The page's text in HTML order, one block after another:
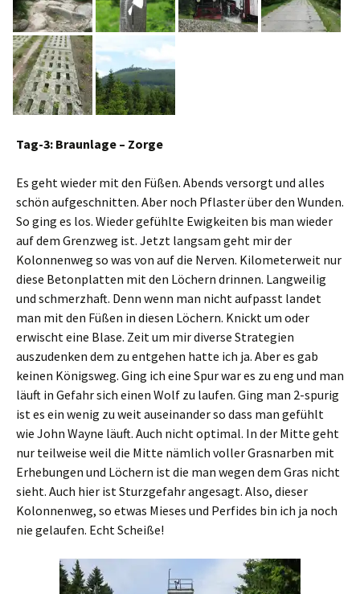
Tag-3: Braunlage – Zorge
Es geht wieder mit den Füßen. Abends versorgt und alles
schön aufgeschnitten. Aber noch Pflaster über den Wunden.
So ging es los. Wieder gefühlte Ewigkeiten bis man wieder
auf dem Grenzweg ist. Jetzt langsam geht mir der
Kolonnenweg so was von auf die Nerven. Kilometerweit nur
diese Betonplatten mit den Löchern drinnen. Langweilig
und schmerzhaft. Denn wenn man nicht aufpasst landet
man mit den Füßen in diesen Löchern. Knickt um oder
erwischt eine Blase. Zeit um mir diverse Strategien
auszudenken dem zu entgehen hatte ich ja. Aber es gab
keinen Königsweg. Ging ich eine Spur war es zu eng und man
läuft in Gefahr sich einen Wolf zu laufen. Ging man 2-spurig
ist es ein wenig zu weit auseinander so dass man gefühlt
wie John Wayne läuft. Auch nicht optimal. In der Mitte geht
nur teilweise weil die Mitte nämlich voller Grasnarben mit
Erhebungen und Löchern ist die man wegen dem Gras nicht
sieht. Auch hier ist Sturzgefahr angesagt. Also, dieser
Kolonnenweg, so etwas Mieses und Perfides bin ich ja noch
nie gelaufen. Echt Scheiße!